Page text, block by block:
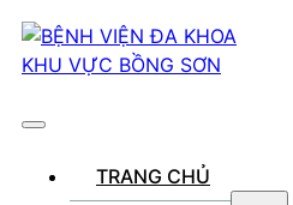
TRANG CHỦ